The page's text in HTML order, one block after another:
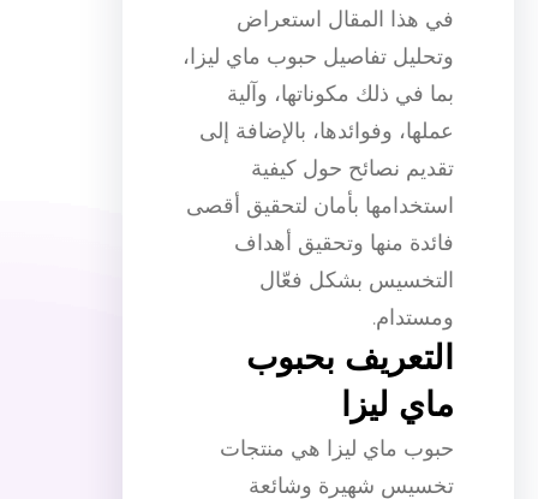
في هذا المقال استعراض
وتحليل تفاصيل حبوب ماي ليزا،
بما في ذلك مكوناتها، وآلية
عملها، وفوائدها، بالإضافة إلى
تقديم نصائح حول كيفية
استخدامها بأمان لتحقيق أقصى
فائدة منها وتحقيق أهداف
التخسيس بشكل فعّال
ومستدام.
التعريف بحبوب
ماي ليزا
حبوب ماي ليزا هي منتجات
تخسيس شهيرة وشائعة